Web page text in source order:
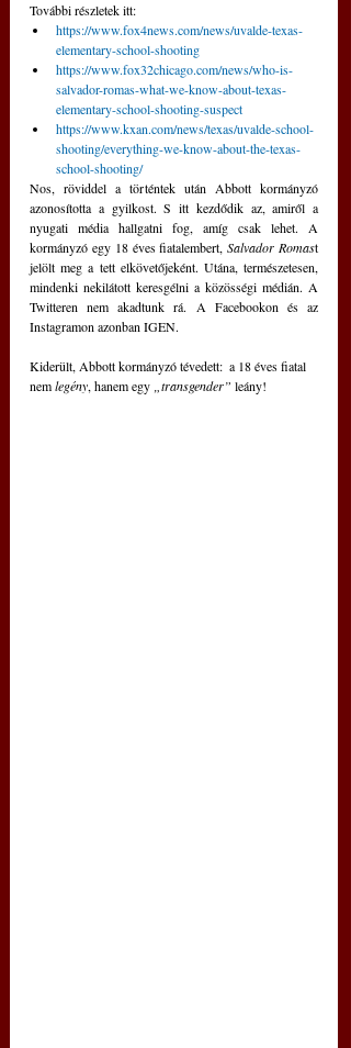
További részletek itt:
https://www.fox4news.com/news/uvalde-texas-
elementary-school-shooting
https://www.fox32chicago.com/news/who-is-
salvador-romas-what-we-know-about-texas-
elementary-school-shooting-suspect
https://www.kxan.com/news/texas/uvalde-school-
shooting/everything-we-know-about-the-texas-
school-shooting/
Nos, röviddel a történtek után Abbott kormányzó
azonosította a gyilkost. S itt kezdődik az, amiről a
nyugati média hallgatni fog, amíg csak lehet. A
kormányzó egy 18 éves fiatalembert, Salvador Romast
jelölt meg a tett elkövetőjeként. Utána, természetesen,
mindenki nekilátott keresgélni a közösségi médián. A
Twitteren nem akadtunk rá. A Facebookon és az
Instagramon azonban IGEN.
Kiderült, Abbott kormányzó tévedett:  a 18 éves fiatal
nem legény, hanem egy „transgender” leány!